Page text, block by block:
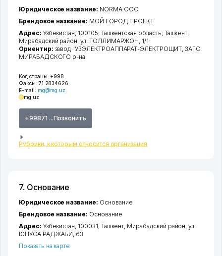
Код страны: +998
Факсы: 71 2834626
E-mail: mg@mg.uz
mg.uz
+99871 ...Позвонить
Рубрики, к которым относится организация
Юридическое название: NORMA ООО
Брендовое название: МОЙ ГОРОД ПРОЕКТ
Адрес: Узбекистан, 100105, Ташкентская область, Ташкент,
Мирабадский район,ул. ТОЛЛИМАРЖОН, 1/1
Ориентир: завод "УЗЭЛЕКТРОАППАРАТ-ЭЛЕКТРОЩИТ, ЗАГС
МИРАБАДСКОГО р-на
7. Основание
Юридическое название: Основание
Брендовое название: Основание
Адрес: Узбекистан, 100031, Ташкент, Мирабадский район,ул.
ЮНУСА РАДЖАБИ, 63
Показать на карте